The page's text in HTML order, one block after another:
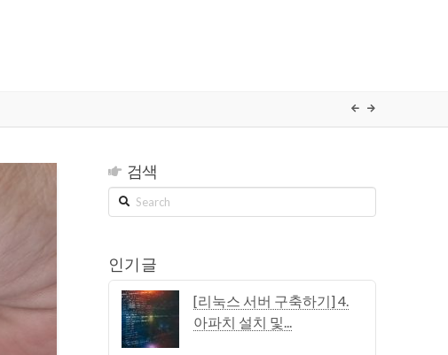
검색
Search
인기 글
[리눅스 서버 구축하기] 4.
아파치 설치 및...